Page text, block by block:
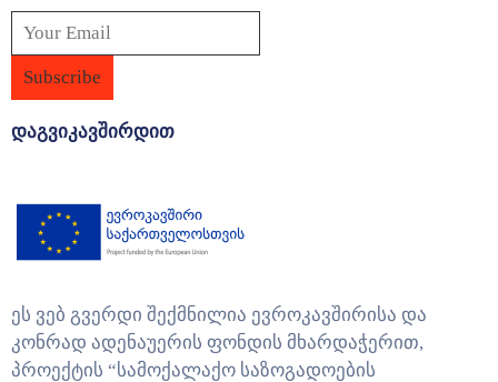
დაგვიკავშირდით
ეს ვებ გვერდი შექმნილია ევროკავშირისა და
კონრად ადენაუერის ფონდის მხარდაჭერით,
პროექტის “სამოქალაქო საზოგადოების